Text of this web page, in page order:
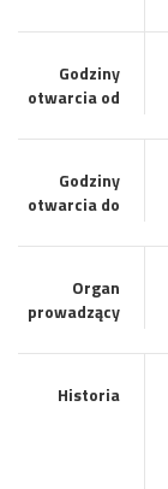
Godziny
otwarcia od
Godziny
otwarcia do
Organ
prowadzący
Historia